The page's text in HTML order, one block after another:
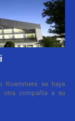
se haya
otra compañía a su